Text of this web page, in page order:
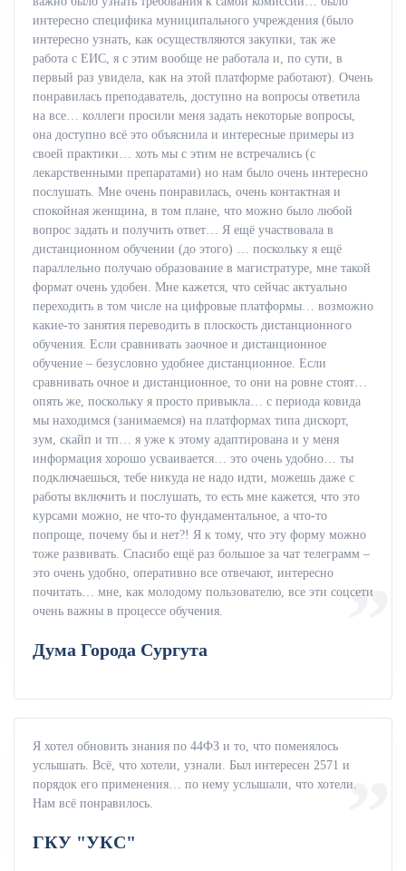
интересно специфика муниципального учреждения (было
интересно узнать, как осуществляются закупки, так же
работа с ЕИС, я с этим вообще не работала и, по сути, в
первый раз увидела, как на этой платформе работают). Очень
понравилась преподаватель, доступно на вопросы ответила
на все… коллеги просили меня задать некоторые вопросы,
она доступно всё это объяснила и интересные примеры из
своей практики… хоть мы с этим не встречались (с
лекарственными препаратами) но нам было очень интересно
послушать. Мне очень понравилась, очень контактная и
спокойная женщина, в том плане, что можно было любой
вопрос задать и получить ответ… Я ещё участвовала в
дистанционном обучении (до этого) … поскольку я ещё
параллельно получаю образование в магистратуре, мне такой
формат очень удобен. Мне кажется, что сейчас актуально
переходить в том числе на цифровые платформы… возможно
какие-то занятия переводить в плоскость дистанционного
обучения. Если сравнивать заочное и дистанционное
обучение – безусловно удобнее дистанционное. Если
сравнивать очное и дистанционное, то они на ровне стоят…
опять же, поскольку я просто привыкла… с периода ковида
мы находимся (занимаемся) на платформах типа дискорт,
зум, скайп и тп… я уже к этому адаптирована и у меня
информация хорошо усваивается… это очень удобно… ты
подключаешься, тебе никуда не надо идти, можешь даже с
работы включить и послушать, то есть мне кажется, что это
курсами можно, не что-то фундаментальное, а что-то
попроще, почему бы и нет?! Я к тому, что эту форму можно
тоже развивать. Спасибо ещё раз большое за чат телеграмм –
это очень удобно, оперативно все отвечают, интересно
почитать… мне, как молодому пользователю, все эти соцсети
очень важны в процессе обучения.
Дума Города Сургута
Я хотел обновить знания по 44ФЗ и то, что поменялось
услышать. Всё, что хотели, узнали. Был интересен 2571 и
порядок его применения… по нему услышали, что хотели.
Нам всё понравилось.
ГКУ "УКС"